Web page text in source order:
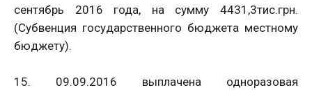
сентябрь 2016 года, на сумму 4431,3тис.грн.
(Субвенция государственного бюджета местному
бюджету).
15. 09.09.2016 выплачена одноразовая